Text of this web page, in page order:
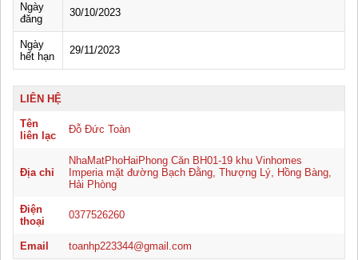
Ngày
đăng
30/10/2023
Ngày
hết hạn
29/11/2023
LIÊN HỆ
Tên
liên lạc
Đỗ Đức Toàn
Địa chỉ
NhaMatPhoHaiPhong Căn BH01-19 khu Vinhomes
Imperia mặt đường Bạch Đằng, Thượng Lý, Hồng Bàng,
Hải Phòng
Điện
thoại
0377526260
Email toanhp223344@gmail.com